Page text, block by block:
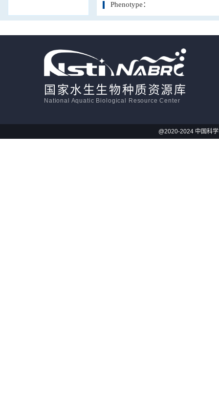
Phenotype：
国家水生生物种质资源库
National Aquatic Biological Resource Center
@2020-2024 中国科